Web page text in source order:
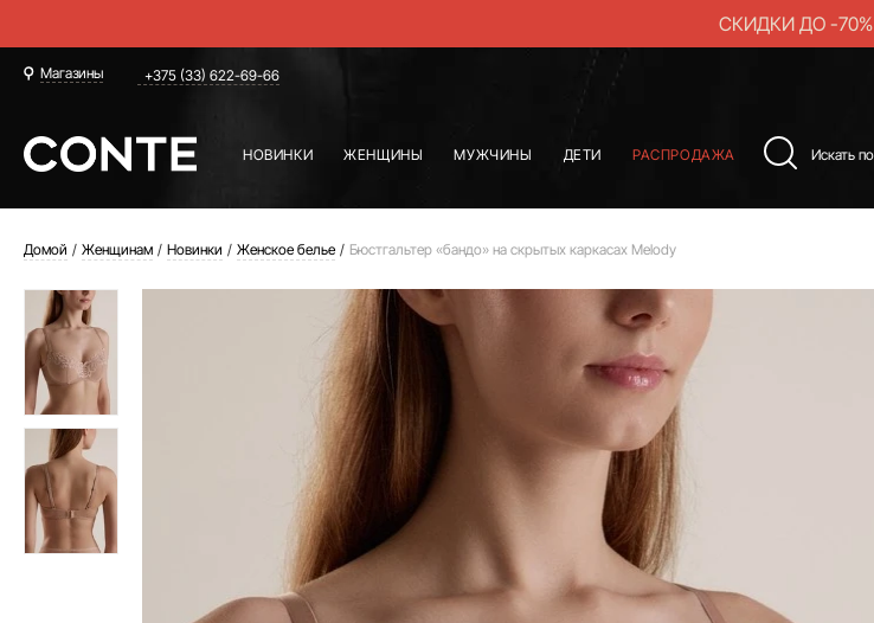
СКИДКИ ДО -70%
Магазины +375 (33) 622-69-66
НОВИНКИ ЖЕНЩИНЫ МУЖЧИНЫ ДЕТИ РАСПРОДАЖА
Домой Женщинам Новинки Женское белье Бюстгальтер «бандо» на скрытых каркасах Melody